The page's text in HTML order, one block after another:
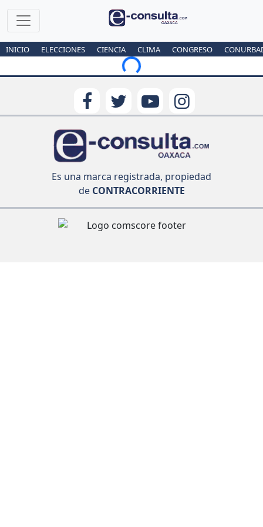
INICIO ELECCIONES CIENCIA CLIMA CONGRESO
Loading...
Es una marca registrada, propiedad
deCONTRACORRIENTE